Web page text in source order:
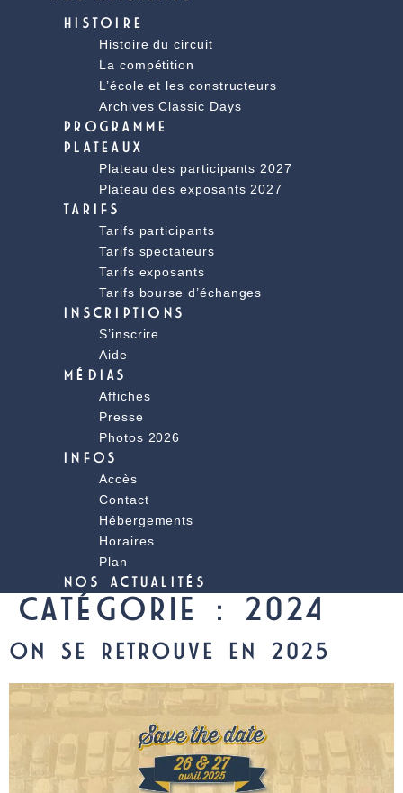
HISTOIRE
Histoire du circuit
La compétition
L’école et les constructeurs
Archives Classic Days
PROGRAMME
PLATEAUX
Plateau des participants 2027
Plateau des exposants 2027
TARIFS
Tarifs participants
Tarifs spectateurs
Tarifs exposants
Tarifs bourse d’échanges
INSCRIPTIONS
S’inscrire
Aide
MÉDIAS
Affiches
Presse
Photos 2026
INFOS
Accès
Contact
Hébergements
Horaires
Plan
NOS ACTUALITÉS
CATÉGORIE : 2024
ON SE RETROUVE EN 2025